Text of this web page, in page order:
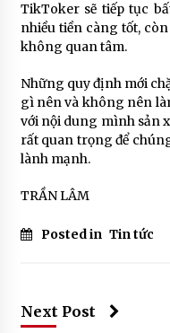
TikToker sẽ tiếp tục
nhiều tiền càng tốt,
không quan tâm.
Những quy định mới
gì nên và không nên
với nội dung mình sản
rất quan trọng để
lành mạnh.
TRẦN LÂM
Posted in Tin tức
Next Post